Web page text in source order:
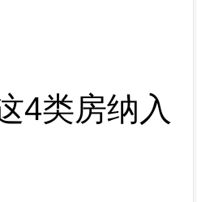
4类房纳入